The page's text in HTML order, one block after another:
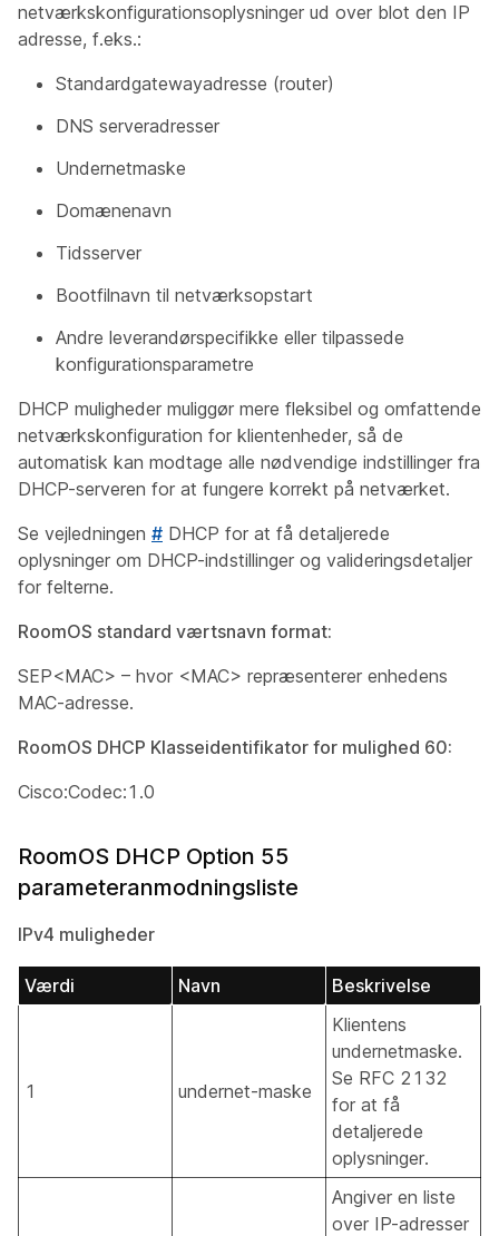
netværkskonfigurationsoplysninger ud over blot den IP
adresse, f.eks.:
Standardgatewayadresse (router)
DNS serveradresser
Undernetmaske
Domænenavn
Tidsserver
Bootfilnavn til netværksopstart
Andre leverandørspecifikke eller tilpassede
konfigurationsparametre
DHCP muligheder muliggør mere fleksibel og omfattende
netværkskonfiguration for klientenheder, så de
automatisk kan modtage alle nødvendige indstillinger fra
DHCP-serveren for at fungere korrekt på netværket.
Se vejledningen # DHCP for at få detaljerede
oplysninger om DHCP-indstillinger og valideringsdetaljer
for felterne.
RoomOS standard værtsnavn format:
SEP<MAC> – hvor <MAC> repræsenterer enhedens
MAC-adresse.
RoomOS DHCP Klasseidentifikator for mulighed 60:
Cisco:Codec:1.0
RoomOS DHCP Option 55
parameteranmodningsliste
IPv4 muligheder
Værdi Navn Beskrivelse
1 undernet-maske
Klientens
undernetmaske.
Se RFC 2132
for at få
detaljerede
oplysninger.
Angiver en liste
over IP-adresser